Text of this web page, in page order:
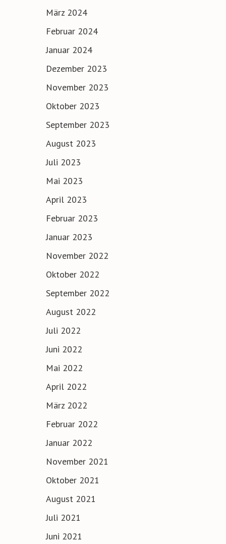
März 2024
Februar 2024
Januar 2024
Dezember 2023
November 2023
Oktober 2023
September 2023
August 2023
Juli 2023
Mai 2023
April 2023
Februar 2023
Januar 2023
November 2022
Oktober 2022
September 2022
August 2022
Juli 2022
Juni 2022
Mai 2022
April 2022
März 2022
Februar 2022
Januar 2022
November 2021
Oktober 2021
August 2021
Juli 2021
Juni 2021